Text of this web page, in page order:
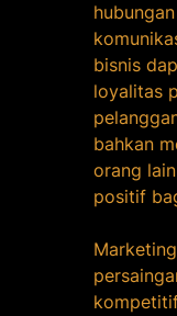
bisnis
loyalitas
bahkan
orang
positif